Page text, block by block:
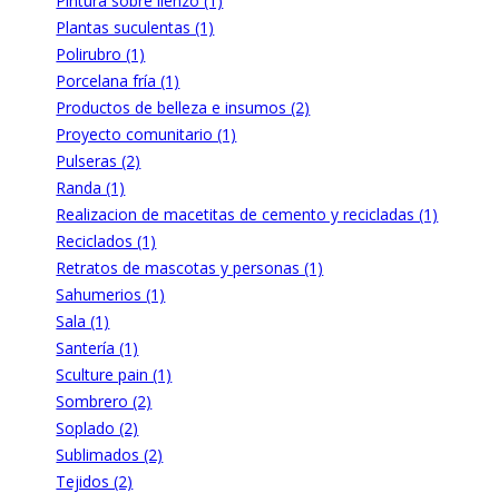
Plantas suculentas (1)
Polirubro (1)
Porcelana fría (1)
Productos de belleza e insumos (2)
Proyecto comunitario (1)
Pulseras (2)
Randa (1)
Realizacion de macetitas de cemento y recicladas (1)
Reciclados (1)
Retratos de mascotas y personas (1)
Sahumerios (1)
Sala (1)
Santería (1)
Sculture pain (1)
Sombrero (2)
Soplado (2)
Sublimados (2)
Tejidos (2)